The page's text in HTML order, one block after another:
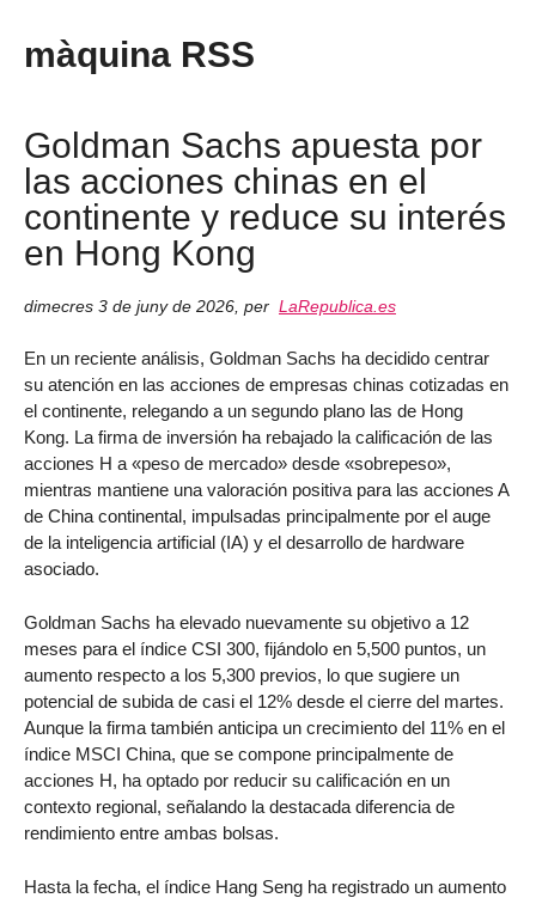
màquina RSS
Goldman Sachs apuesta por
las acciones chinas en el
continente y reduce su interés
en Hong Kong
dimecres 3 de juny de 2026 per LaRepublica.es
En un reciente análisis, Goldman Sachs ha decidido centrar
su atención en las acciones de empresas chinas cotizadas en
el continente, relegando a un segundo plano las de Hong
Kong. La firma de inversión ha rebajado la calificación de las
acciones H a «peso de mercado» desde «sobrepeso»,
mientras mantiene una valoración positiva para las acciones A
de China continental, impulsadas principalmente por el auge
de la inteligencia artificial (IA) y el desarrollo de hardware
asociado.
Goldman Sachs ha elevado nuevamente su objetivo a 12
meses para el índice CSI 300, fijándolo en 5,500 puntos, un
aumento respecto a los 5,300 previos, lo que sugiere un
potencial de subida de casi el 12% desde el cierre del martes.
Aunque la firma también anticipa un crecimiento del 11% en el
índice MSCI China, que se compone principalmente de
acciones H, ha optado por reducir su calificación en un
contexto regional, señalando la destacada diferencia de
rendimiento entre ambas bolsas.
Hasta la fecha, el índice Hang Seng ha registrado un aumento